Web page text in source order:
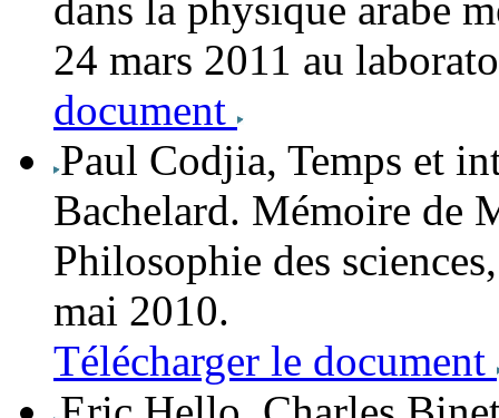
dans la physique arabe
24 mars 2011 au
document
Paul Codjia, Temps et
Bachelard. Mémoire de
Philosophie des
mai 2010.
Télécharger le document